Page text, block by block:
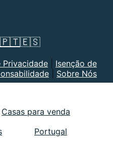
🇵🇹🇪🇸
Privacidade
Isenção de
Sobre Nós
Casas para venda
Portugal